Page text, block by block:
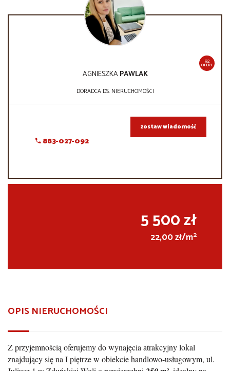
92
OFERT
AGNIESZKAPAWLAK
DORADCA DS. NIERUCHOMOŚCI
883-027-092
zostaw wiadomość
5 500 zł
22,00 zł/m2
OPIS NIERUCHOMOŚCI
Z przyjemnością oferujemy do wynajęcia atrakcyjny lokal
znajdujący się na I piętrze w obiekcie handlowo-usługowym, ul.